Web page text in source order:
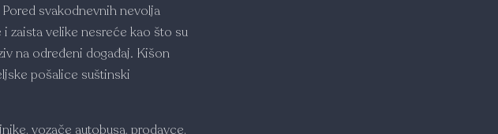
svakodnevnih nevolja
zaista velike nesreće kao što su
na određeni događaj. Kišon
pošalice suštinski
vozače autobusa, prodavce,